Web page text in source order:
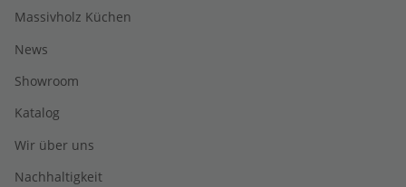
Massivholz Küchen
News
Showroom
Katalog
Wir über uns
Nachhaltigkeit